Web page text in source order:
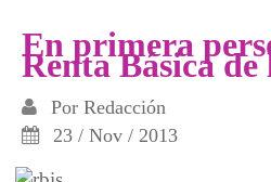
En primera
Renta Básica de
Por Redacción
23 / Nov / 2013